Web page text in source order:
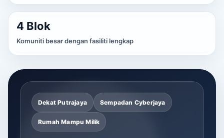
4 Blok
Komuniti besar dengan fasiliti lengkap
Dekat Putrajaya Sempadan Cyberjaya
Rumah Mampu Milik